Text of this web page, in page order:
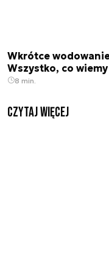
Wkrótce
Wszystko, co
8 min.
czytaj więcej